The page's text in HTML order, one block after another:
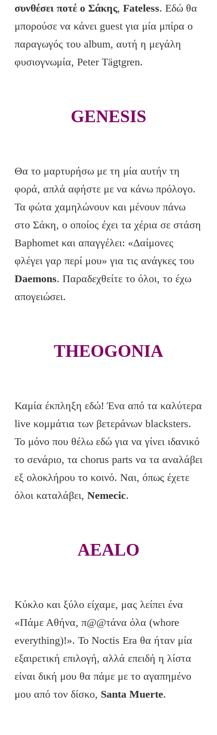
συνθέσει ποτέ ο Σάκης, Fateless. Εδώ θα
μπορούσε να κάνει guest για μία μπίρα ο
παραγωγός του album, αυτή η μεγάλη
φυσιογνωμία, Peter Tägtgren.
GENESIS
Θα το μαρτυρήσω με τη μία αυτήν τη
φορά, απλά αφήστε με να κάνω πρόλογο.
Τα φώτα χαμηλώνουν και μένουν πάνω
στο Σάκη, ο οποίος έχει τα χέρια σε στάση
Baphomet και απαγγέλει: «Δαίμονες
φλέγει γαρ περί μου» για τις ανάγκες του
Daemons. Παραδεχθείτε το όλοι, το έχω
απογειώσει.
THEOGONIA
Καμία έκπληξη εδώ! Ένα από τα καλύτερα
live κομμάτια των βετεράνων blacksters.
To μόνο που θέλω εδώ για να γίνει ιδανικό
το σενάριο, τα chorus parts να τα αναλάβει
εξ ολοκλήρου το κοινό. Ναι, όπως έχετε
όλοι καταλάβει, Nemecic.
AEALO
Κύκλο και ξύλο είχαμε, μας λείπει ένα
«Πάμε Αθήνα, π@@τάνα όλα (whore
everything)!». Το Noctis Era θα ήταν μία
εξαιρετική επιλογή, αλλά επειδή η λίστα
είναι δική μου θα πάμε με το αγαπημένο
μου από τον δίσκο, Santa Muerte.